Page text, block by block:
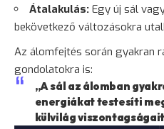
Átalakulás: Egy új sál
bekövetkező változásokra
Az álomfejtés során gyakran
gondolatokra is:
„A sál az álomban
energiákat testesíti
külvilág